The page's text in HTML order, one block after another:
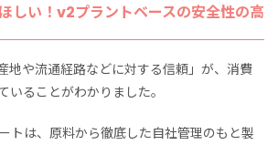
しい！v2プラントベースの安全性の高
地や流通経路などに対する信頼」が、消費
いることがわかりました。
トは、原料から徹底した自社管理のもと製